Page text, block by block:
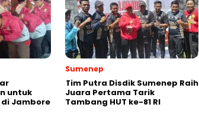
untuk
di Jambore
Sumenep
Tim Putra Disdik Sumenep Raih
Juara Pertama Tarik
Tambang HUT ke-81 RI